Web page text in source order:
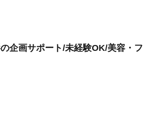
企画サポート/未経験OK/美容・